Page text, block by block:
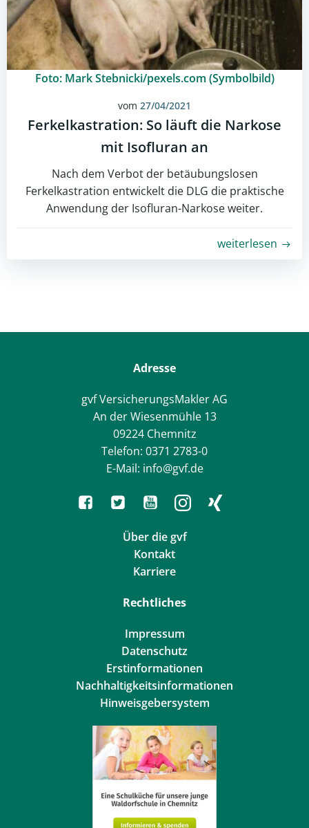
Foto: Mark Stebnicki/pexels.com (Symbolbild)
vom 27/04/2021
Ferkelkastration: So läuft die Narkose
mit Isofluran an
Nach dem Verbot der betäubungslosen
Ferkelkastration entwickelt die DLG die praktische
Anwendung der Isofluran-Narkose weiter.
weiterlesen
Adresse
gvf VersicherungsMakler AG
An der Wiesenmühle 13
09224 Chemnitz
Telefon: 0371 2783-0
E-Mail: info@gvf.de
Über die gvf
Kontakt
Karriere
Rechtliches
Impressum
Datenschutz
Erstinformationen
Nachhaltigkeitsinformationen
Hinweisgebersystem